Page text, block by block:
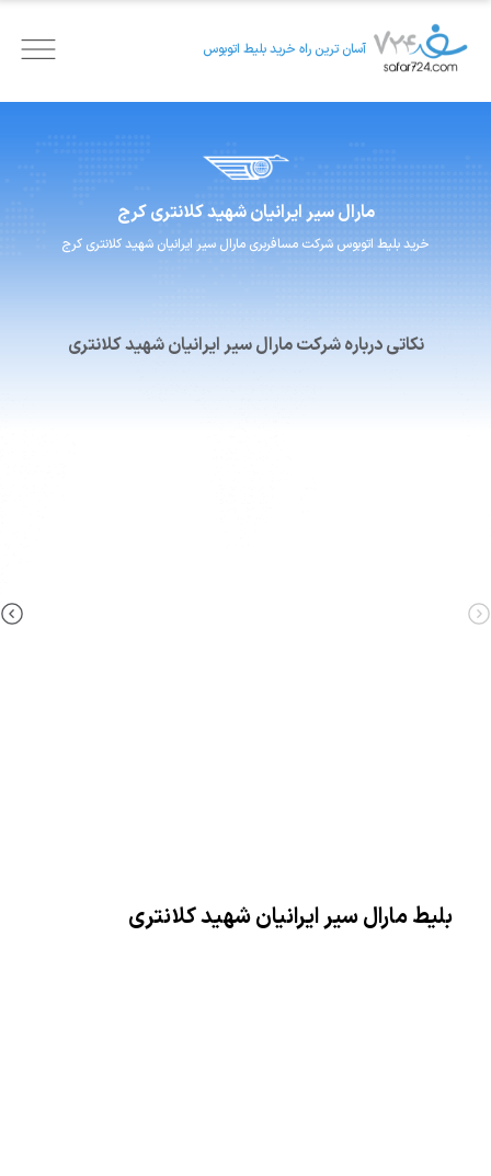
آسان ترین راه خرید بلیط اتوبوس
مارال سیر ایرانیان شهید کلانتری کرج
خرید بلیط اتوبوس شرکت مسافربری مارال سیر ایرانیان شهید کلانتری کرج
نکاتی درباره شرکت مارال سیر ایرانیان شهید کلانتری
بلیط مارال سیر ایرانیان شهید کلانتری